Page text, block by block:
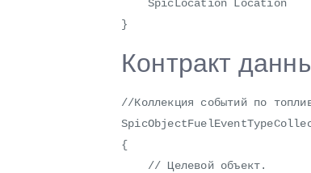
SpicLocation Location
}
Контракт
//Коллекция событий по
{
// Целевой объект.